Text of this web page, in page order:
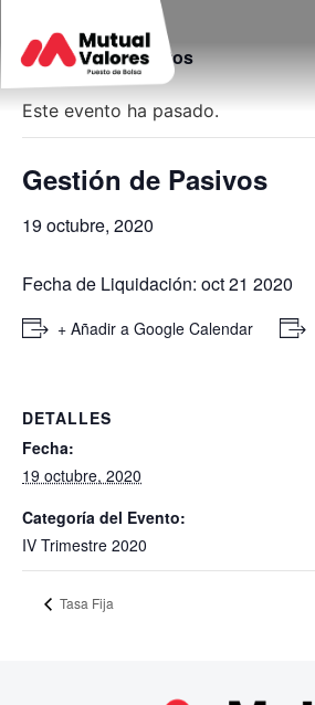
« Todos los Eventos
Este evento ha pasado.
Gestión de Pasivos
19 octubre, 2020
Fecha de Liquidación: oct 21 2020
+ Añadir a Google Calendar
DETALLES
Fecha:
19 octubre, 2020
Categoría del Evento:
IV Trimestre 2020
Tasa Fija